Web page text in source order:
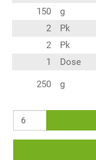
150
g
2
Pk
2
Pk
1
Dose
250 g